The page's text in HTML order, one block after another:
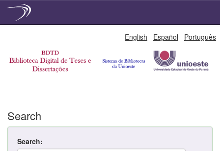
English Español Português
Search
Search: